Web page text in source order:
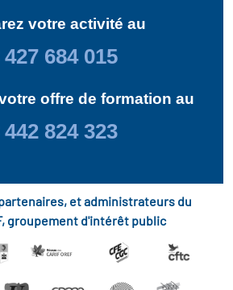
votre activité au
427 684 015
offre de formation au
442 824 323
et administrateurs du
groupement d'intérêt public